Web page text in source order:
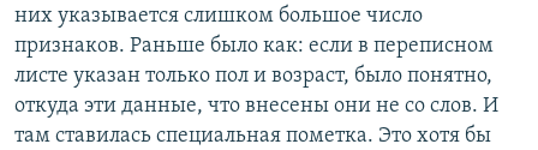
них указывается слишком большое число
признаков. Раньше было как: если в переписном
листе указан только пол и возраст, было понятно,
откуда эти данные, что внесены они не со слов. И
там ставилась специальная пометка. Это хотя бы